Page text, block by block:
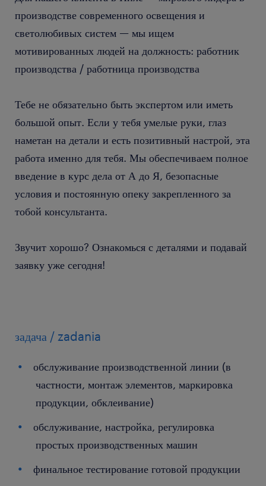
производстве современного освещения и
светолюбивых систем — мы ищем
мотивированных людей на должность: работник
производства / работница производства
Тебе не обязательно быть экспертом или иметь
большой опыт. Если у тебя умелые руки, глаз
наметан на детали и есть позитивный настрой, эта
работа именно для тебя. Мы обеспечиваем полное
введение в курс дела от А до Я, безопасные
условия и постоянную опеку закрепленного за
тобой консультанта.
Звучит хорошо? Ознакомься с деталями и подавай
заявку уже сегодня!
задача / zadania
обслуживание производственной линии (в
частности, монтаж элементов, маркировка
продукции, обклеивание)
обслуживание, настройка, регулировка
простых производственных машин
финальное тестирование готовой продукции